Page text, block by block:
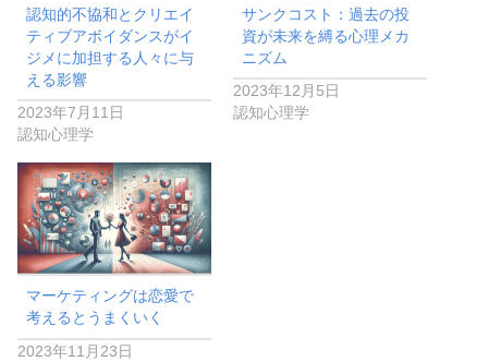
認知的不協和とクリエイ
ティブアボイダンスがイ
ジメに加担する人々に与
える影響
2023年7月11日
認知心理学
サンクコスト：過去の投
資が未来を縛る心理メカ
ニズム
2023年12月5日
認知心理学
マーケティングは恋愛で
考えるとうまくいく
2023年11月23日